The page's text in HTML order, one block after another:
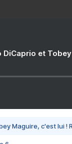
DiCaprio et
Maguire, c'est lui !